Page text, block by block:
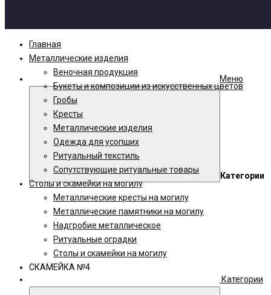
Меню
Категории
Категории
Главная
Металлические изделия
Веночная продукция
Букеты и композиции из искусственных цветов
Гробы
Кресты
Металлические изделия
Одежда для усопших
Ритуальный текстиль
Сопутствующие ритуальные товары
Столы и скамейки на могилу
Металлические кресты на могилу
Металлические памятники на могилу
Надгробие металлическое
Ритуальные оградки
Столы и скамейки на могилу
СКАМЕЙКА №4